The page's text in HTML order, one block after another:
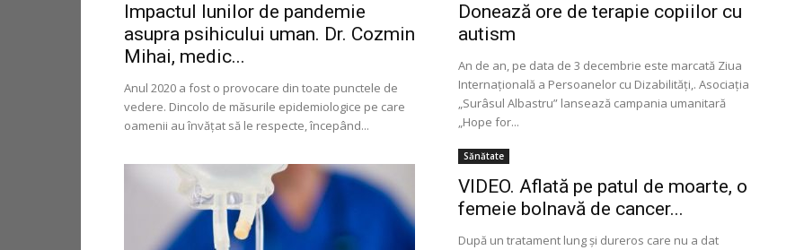
Impactul lunilor de pandemie
asupra psihicului uman. Dr. Cozmin
Mihai, medic...
Anul 2020 a fost o provocare din toate punctele de
vedere. Dincolo de măsurile epidemiologice pe care
oamenii au învățat să le respecte, începând...
Donează ore de terapie copiilor cu
autism
An de an, pe data de 3 decembrie este marcată Ziua
Internațională a Persoanelor cu Dizabilități,. Asociația
„Surâsul Albastru” lansează campania umanitară
„Hope for...
Sănătate
VIDEO. Aflată pe patul de moarte, o
femeie bolnavă de cancer...
După un tratament lung şi dureros care nu a dat